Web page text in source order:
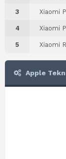
3 Xiaomi
4 Xiaomi
5 Xiaomi
Apple